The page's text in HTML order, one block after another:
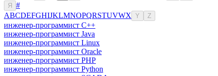
Я
#
ABCDEFGHIJKLMNOPQRSTUVWX Y Z
инженер-программист C++
инженер-программист Java
инженер-программист Linux
инженер-программист Oracle
инженер-программист PHP
инженер-программист Python